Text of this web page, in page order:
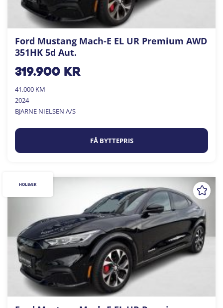
Ford Mustang Mach-E EL UR Premium AWD
351HK 5d Aut.
319.900kr
41.000 KM
2024
BJARNE NIELSEN A/S
FÅ BYTTEPRIS
HOLBÆK